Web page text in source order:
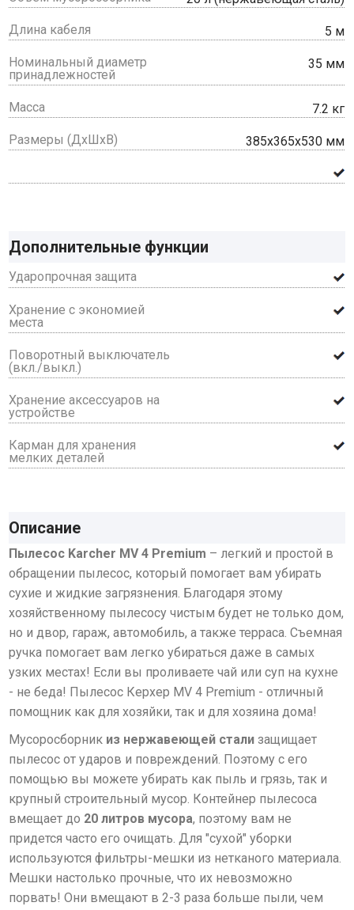
Длина кабеля 5 м
Номинальный диаметр
принадлежностей
35 мм
Масса 7.2 кг
Размеры (ДхШхВ) 385х365х530 мм
Дополнительные функции
Ударопрочная защита
Хранение с экономией
места
Поворотный выключатель
(вкл./выкл.)
Хранение аксессуаров на
устройстве
Карман для хранения
мелких деталей
Описание
Пылесос Karcher MV 4 Premium – легкий и простой в
обращении пылесос, который помогает вам убирать
сухие и жидкие загрязнения. Благодаря этому
хозяйственному пылесосу чистым будет не только дом,
но и двор, гараж, автомобиль, а также терраса. Съемная
ручка помогает вам легко убираться даже в самых
узких местах! Если вы проливаете чай или суп на кухне
- не беда! Пылесос Керхер MV 4 Premium - отличный
помощник как для хозяйки, так и для хозяина дома!
Мусоросборник из нержавеющей стализащищает
пылесос от ударов и повреждений. Поэтому с его
помощью вы можете убирать как пыль и грязь, так и
крупный строительный мусор. Контейнер пылесоса
вмещает до 20 литров мусора, поэтому вам не
придется часто его очищать. Для "сухой" уборки
используются фильтры-мешки из нетканого материала.
Мешки настолько прочные, что их невозможно
порвать! Они вмещают в 2-3 раза больше пыли, чем